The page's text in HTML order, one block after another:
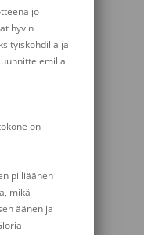
jo
hyvin
ja
on
pilliäänen
mikä
äänen ja